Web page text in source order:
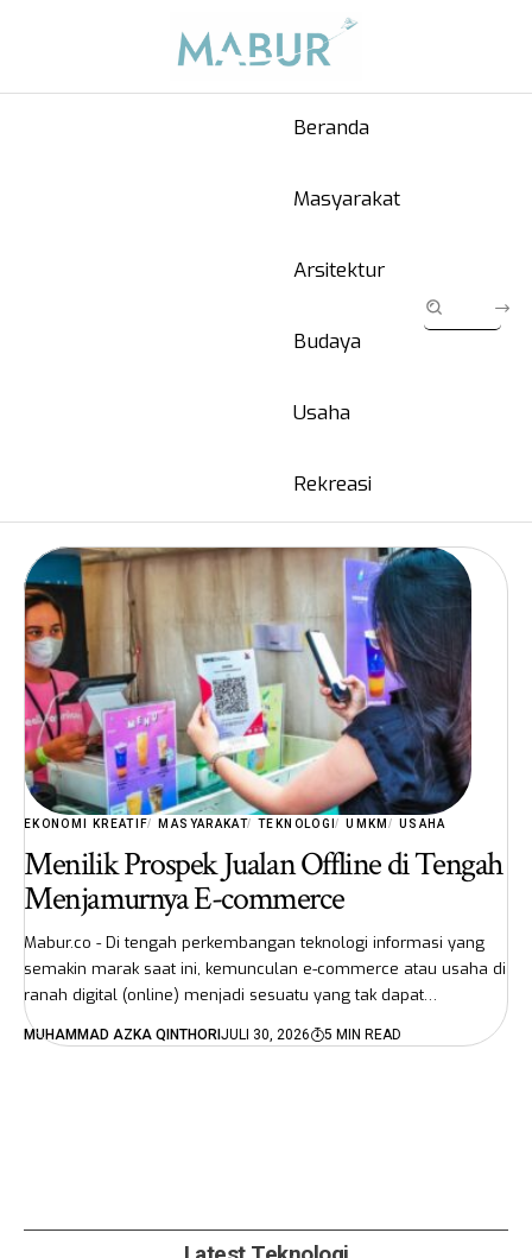
Beranda
Masyarakat
Arsitektur
Budaya
Usaha
Rekreasi
EKONOMI KREATIF MASYARAKAT TEKNOLOGI UMKM USAHA
Menilik Prospek Jualan Offline di Tengah
Menjamurnya E-commerce
Mabur.co - Di tengah perkembangan teknologi informasi yang
semakin marak saat ini, kemunculan e-commerce atau usaha di
ranah digital (online) menjadi sesuatu yang tak dapat…
MUHAMMAD AZKA QINTHORI JULI 30, 2026 5 MIN READ